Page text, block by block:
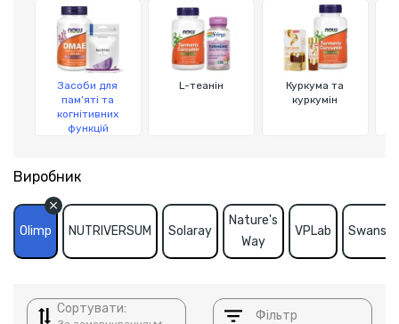
стимулюють пам'ять, підтримують нейропластичність і
сприяють ефективному зв'язку між нейронами, що допомагає
зберігати та покращувати мозкові функції. Ці добавки
підтримують роботу мозку, покращують здатність до
навчання та знижують ризик зниження когнітивних функцій
L-теанін
Куркума та
куркумін
Засоби для
пам’яті та
когнітивних
функцій
Виробник
Olimp NUTRIVERSUM Solaray
Nature's
Way
VPLab
Сортувати: Фільтр